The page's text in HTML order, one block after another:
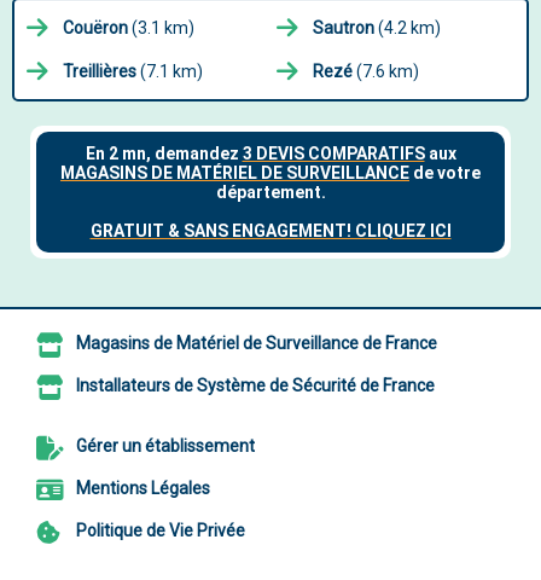
Couëron(3.1 km) Sautron(4.2 km)
Treillières(7.1 km) Rezé(7.6 km)
Magasins de Matériel de Surveillance de France
Installateurs de Système de Sécurité de France
Gérer un établissement
Mentions Légales
Politique de Vie Privée